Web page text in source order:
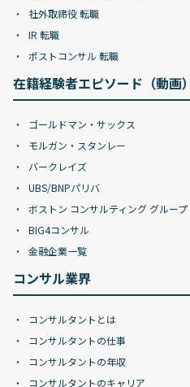
社外取締役 転職
IR 転職
ポストコンサル 転職
在籍経験者エピソード（動画）
ゴールドマン・サックス
モルガン・スタンレー
バークレイズ
UBS/BNPパリバ
ボストン コンサルティング グループ
BIG4コンサル
金融企業一覧
コンサル業界
コンサルタントとは
コンサルタントの仕事
コンサルタントの年収
コンサルタントのキャリア